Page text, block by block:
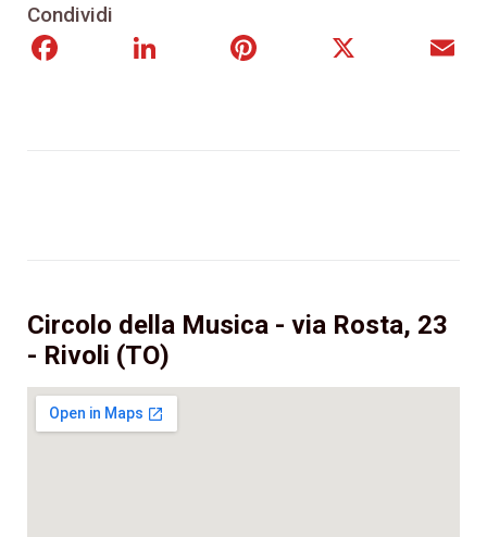
Condividi
FacebookLinkedIn Pinterest
Circolo della Musica - via Rosta, 23
- Rivoli (TO)